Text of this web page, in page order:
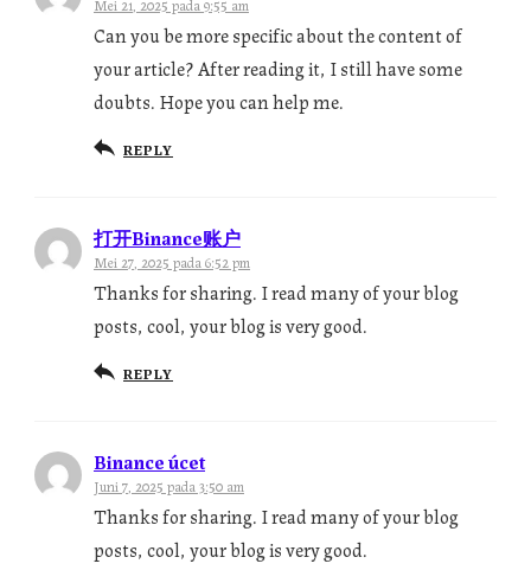
Mei 21, 2025 pada 9:55 am
Can you be more specific about the content of
your article? After reading it, I still have some
doubts. Hope you can help me.
REPLY
打开Binance账户
Mei 27, 2025 pada 6:52 pm
Thanks for sharing. I read many of your blog
posts, cool, your blog is very good.
REPLY
Binance úcet
Juni 7, 2025 pada 3:50 am
Thanks for sharing. I read many of your blog
posts, cool, your blog is very good.